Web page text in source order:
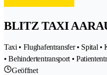
BLITZ TAXI
Taxi • Flughafentransfer • Spital •
• Behindertentransport •
Geöffnet